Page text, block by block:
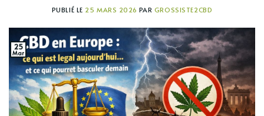
PUBLIÉ LE 25 MARS 2026 PAR GROSSISTE2CBD
25
Mar